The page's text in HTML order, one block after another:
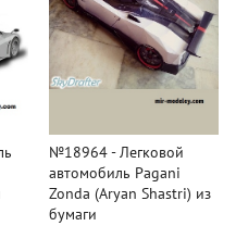
№18964 - Легковой
автомобиль Pagani
Zonda (Aryan Shastri) из
бумаги